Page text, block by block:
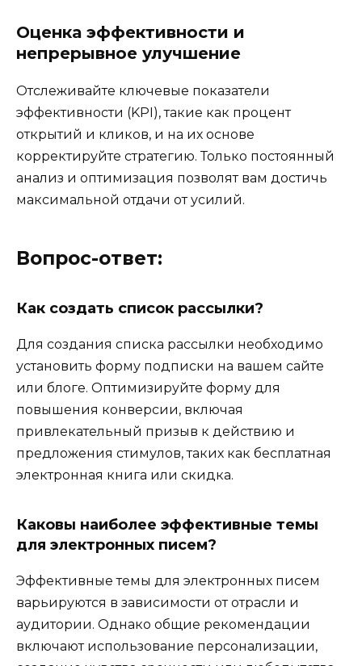
Оценка эффективности и
непрерывное улучшение
Отслеживайте ключевые показатели
эффективности (KPI), такие как процент
открытий и кликов, и на их основе
корректируйте стратегию. Только постоянный
анализ и оптимизация позволят вам достичь
максимальной отдачи от усилий.
Вопрос-ответ:
Как создать список рассылки?
Для создания списка рассылки необходимо
установить форму подписки на вашем сайте
или блоге. Оптимизируйте форму для
повышения конверсии, включая
привлекательный призыв к действию и
предложения стимулов, таких как бесплатная
электронная книга или скидка.
Каковы наиболее эффективные темы
для электронных писем?
Эффективные темы для электронных писем
варьируются в зависимости от отрасли и
аудитории. Однако общие рекомендации
включают использование персонализации,